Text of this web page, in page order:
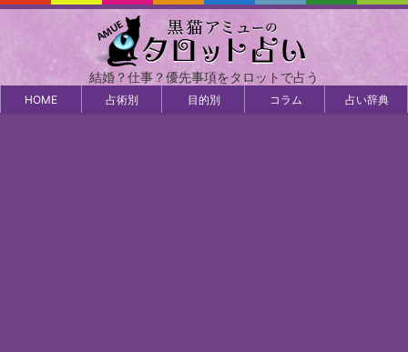
結婚？仕事？優先事項をタロットで占う
HOME 占術別 目的別 コラム 占い辞典